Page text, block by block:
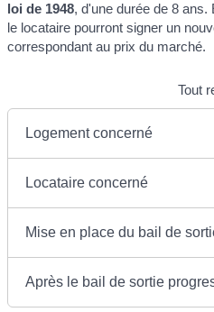
loi de 1948, d'une durée de 8 ans.
le locataire pourront signer un
correspondant au prix du marché.
Tout
Logement concerné
Locataire concerné
Mise en place du bail de
Après le bail de sortie